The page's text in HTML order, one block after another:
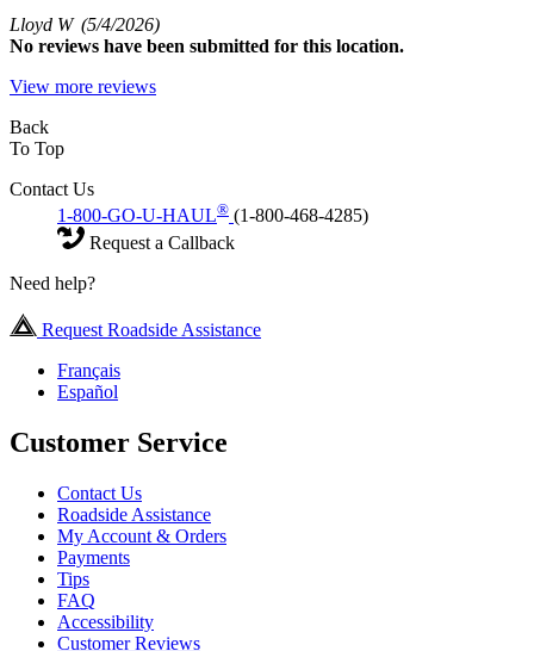
Lloyd W (5/4/2026)
No reviews have been submitted for this location.
View more reviews
Back
To Top
Contact Us
1-800-GO-U-HAUL® (1-800-468-4285)
Request a Callback
Need help?
Request Roadside Assistance
Français
Español
Customer Service
Contact Us
Roadside Assistance
My Account & Orders
Payments
Tips
FAQ
Accessibility
Customer Reviews